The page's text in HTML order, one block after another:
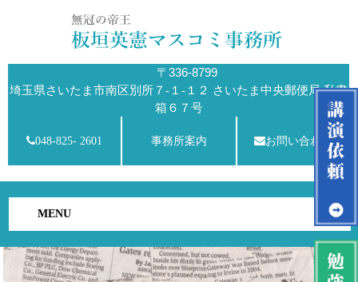
〒336-8799
埼玉県さいたま市南区別所７-１-１２ さいたま中央郵便局 私書
箱６７号
048-825- 2601 事務所案内 お問い合わせ
MENU